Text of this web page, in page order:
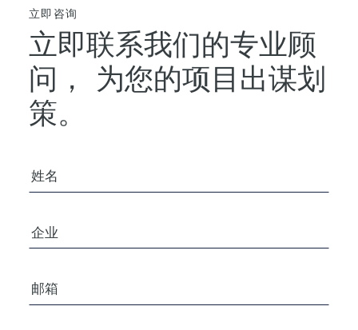
立即咨询
立即联系我们的专业顾
问，
为您的项目出谋划
策。
您的姓名
公司/组织
电子邮箱